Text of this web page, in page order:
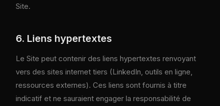
Site.
6. Liens hypertextes
Le Site peut contenir des liens hypertextes renvoyant
vers des sites internet tiers (LinkedIn, outils en ligne,
ressources externes). Ces liens sont fournis à titre
indicatif et ne sauraient engager la responsabilité de